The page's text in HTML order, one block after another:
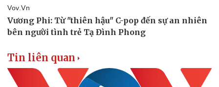
Tin liên quan